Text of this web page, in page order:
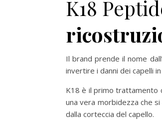
K18
Il brand prende il nome
invertire i danni dei capelli
K18 è il primo trattamento
una vera morbidezza che
dalla corteccia del capello.